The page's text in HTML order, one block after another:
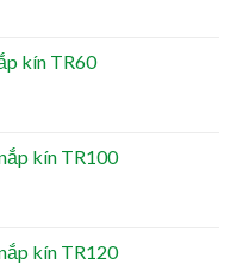
kín TR60
kín TR100
kín TR120